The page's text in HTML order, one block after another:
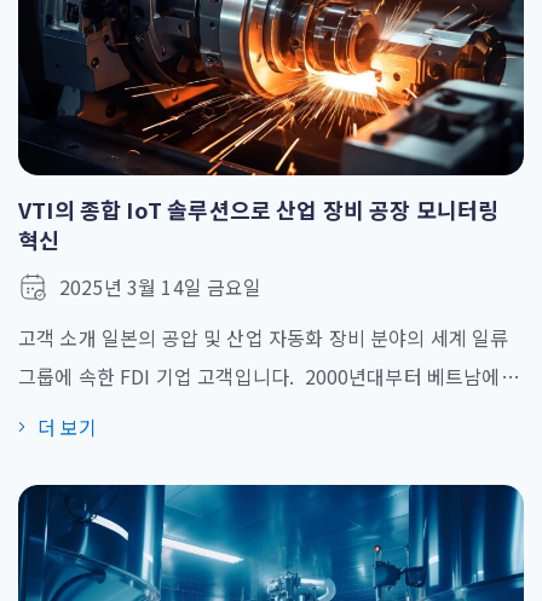
형 [...]
VTI의 종합 IoT 솔루션으로 산업 장비 공장 모니터링
혁신
2025년 3월 14일 금요일
고객 소개 일본의 공압 및 산업 자동화 장비 분야의 세계 일류
그룹에 속한 FDI 기업 고객입니다. 2000년대부터 베트남에 진
출하였으며, 현재 600,000m²의 면적을 가진 2개의 생산 공장
제조업체 중 하나입니다. 배경 현재 8개의 다른 공급업체에
서 제공하는 수백 대의 CNC 기계를 운영하고 있으며, 디자인
이 다양하며 기계들 간에는 동기화가 이루어지지 [...]
더 보기